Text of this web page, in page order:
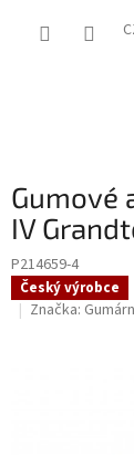
Gumové
IV
P214659-4
Český výrobce
Značka: